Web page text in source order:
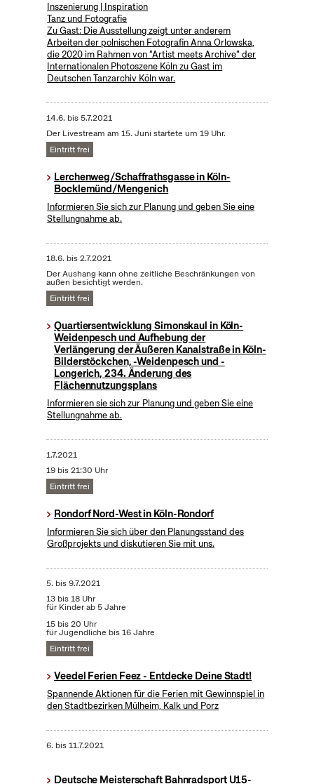
Inszenierung | Inspiration
Tanz und Fotografie
Zu Gast: Die Ausstellung zeigt unter anderem
Arbeiten der polnischen Fotografin Anna Orlowska,
die 2020 im Rahmen von "Artist meets Archive" der
Internationalen Photoszene Köln zu Gast im
Deutschen Tanzarchiv Köln war.
14.6. bis5.7.2021
Der Livestream am 15. Juni startete um 19 Uhr.
Eintritt frei
Lerchenweg/Schaffrathsgasse in Köln-
Bocklemünd/Mengenich
Informieren Sie sich zur Planung und geben Sie eine
Stellungnahme ab.
18.6. bis2.7.2021
Der Aushang kann ohne zeitliche Beschränkungen von
außen besichtigt werden.
Eintritt frei
Quartiersentwicklung Simonskaul in Köln-
Weidenpesch und Aufhebung der
Verlängerung der Äußeren Kanalstraße in Köln-
Bilderstöckchen, -Weidenpesch und -
Longerich, 234. Änderung des
Flächennutzungsplans
Informieren sie sich zur Planung und geben Sie eine
Stellungnahme ab.
1.7.2021
19 bis 21:30 Uhr
Eintritt frei
Rondorf Nord-West in Köln-Rondorf
Informieren Sie sich über den Planungsstand des
Großprojekts und diskutieren Sie mit uns.
5. bis9.7.2021
13 bis 18 Uhr
für Kinder ab 5 Jahre
15 bis 20 Uhr
für Jugendliche bis 16 Jahre
Eintritt frei
Veedel Ferien Feez - Entdecke Deine Stadt!
Spannende Aktionen für die Ferien mit Gewinnspiel in
den Stadtbezirken Mülheim, Kalk und Porz
6. bis11.7.2021
Deutsche Meisterschaft Bahnradsport U15-